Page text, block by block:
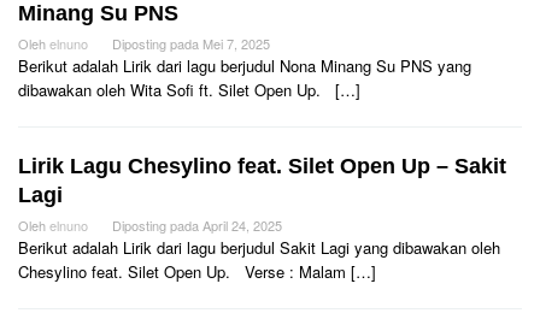
Minang Su PNS
Olehelnuno Diposting pada Mei 7, 2025
Berikut adalah Lirik dari lagu berjudul Nona Minang Su PNS yang
dibawakan oleh Wita Sofi ft. Silet Open Up. […]
Lirik Lagu Chesylino feat. Silet Open Up – Sakit
Lagi
Olehelnuno Diposting pada April 24, 2025
Berikut adalah Lirik dari lagu berjudul Sakit Lagi yang dibawakan oleh
Chesylino feat. Silet Open Up. Verse : Malam […]